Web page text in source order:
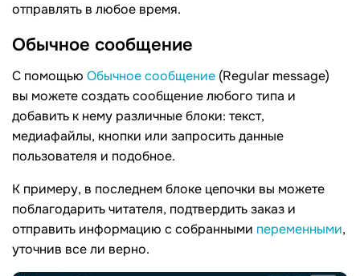
отправлять в любое время.
Обычное сообщение
С помощью Обычное сообщение (Regular message)
вы можете создать сообщение любого типа и
добавить к нему различные блоки: текст,
медиафайлы, кнопки или запросить данные
пользователя и подобное.
К примеру, в последнем блоке цепочки вы можете
поблагодарить читателя, подтвердить заказ и
отправить информацию с собранными переменными,
уточнив все ли верно.